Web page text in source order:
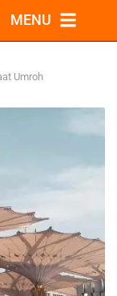
MENU
Umroh